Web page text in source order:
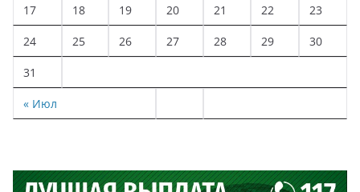
« Июл
17 18 19 20 21 22 23
24 25 26 27 28 29 30
31